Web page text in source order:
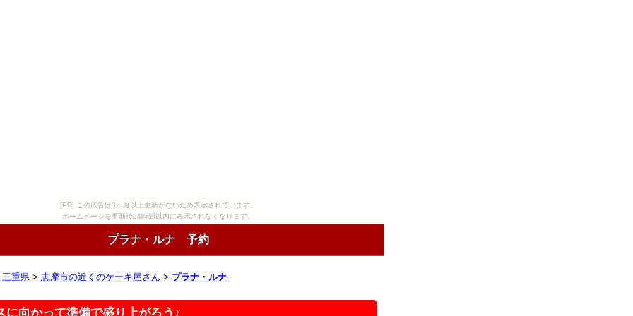
[PR] この広告は3ヶ月以上更新がないため表示されています。
ホームページを更新後24時間以内に表示されなくなります。
プラナ・ルナ 予約
三重県 > 志摩市の近くのケーキ屋さん > プラナ・ルナ
に向かって準備で盛り上がろう♪